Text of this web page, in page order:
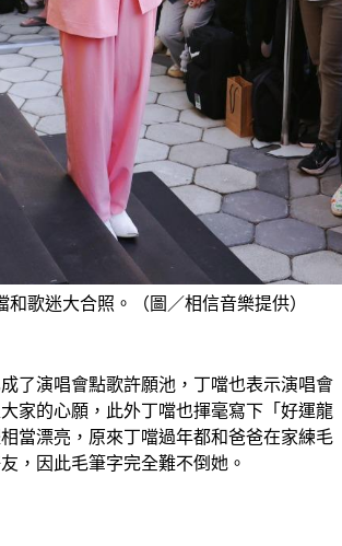
和歌迷大合照。（圖／相信音樂提供）
了演唱會點歌許願池，丁噹也表示演唱會
家的心願，此外丁噹也揮毫寫下「好運龍
當漂亮，原來丁噹過年都和爸爸在家練毛
，因此毛筆字完全難不倒她。